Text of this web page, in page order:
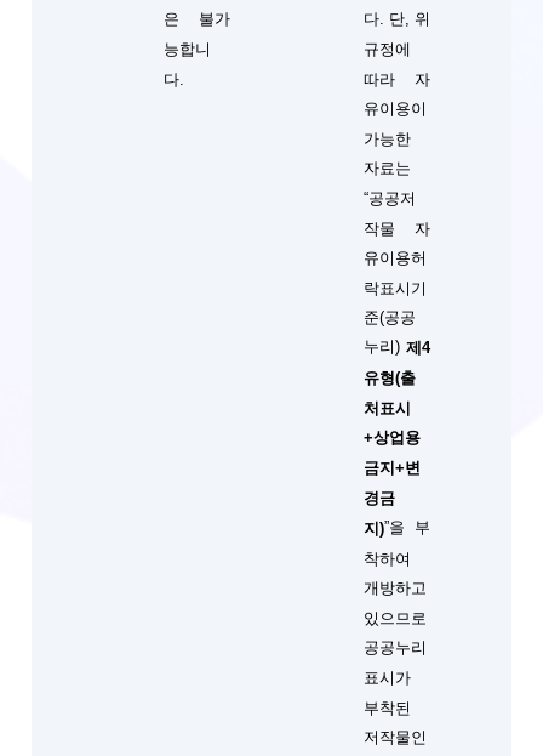
은 불가
능합니
다.
다. 단, 위
규정에
따라 자
유이용이
가능한
자료는
“공공저
작물 자
유이용허
락표시기
준(공공
누리) 제4
유형(출
처표시
+상업용
금지+변
경금
지)”을 부
착하여
개방하고
있으므로
공공누리
표시가
부착된
저작물인